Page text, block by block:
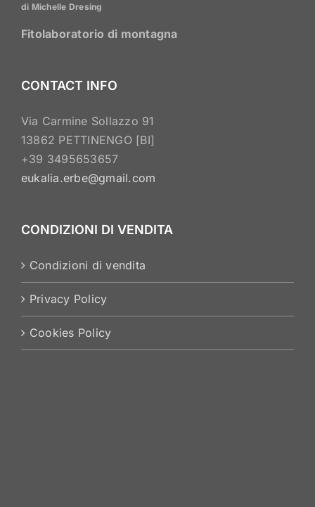
di Michelle Dresing
Fitolaboratorio di montagna
CONTACT INFO
Via Carmine Sollazzo 91
13862 PETTINENGO [BI]
+39 3495653657
eukalia.erbe@gmail.com
CONDIZIONI DI VENDITA
Condizioni di vendita
Privacy Policy
Cookies Policy